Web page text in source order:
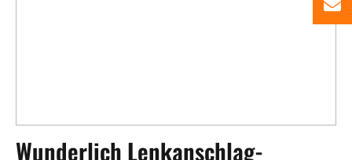
Wunderlich Lenkanschlag-